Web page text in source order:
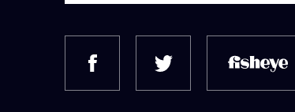
FACEBOOK TWITTER